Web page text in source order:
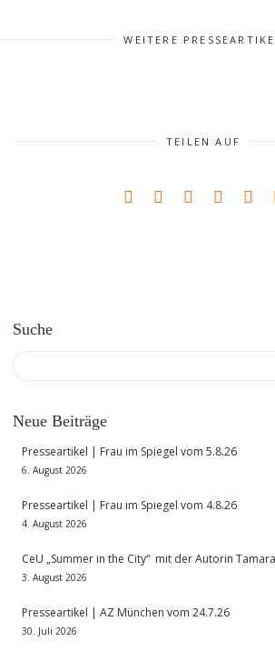
WEITERE
TEILEN AUF
Suche
Neue Beiträge
Presseartikel | Frau im Spiegel vom 5.8.26
6. August 2026
Presseartikel | Frau im Spiegel vom 4.8.26
4. August 2026
CeU „Summer in the City“ mit der Autorin
3. August 2026
Presseartikel | AZ München vom 24.7.26
30. Juli 2026